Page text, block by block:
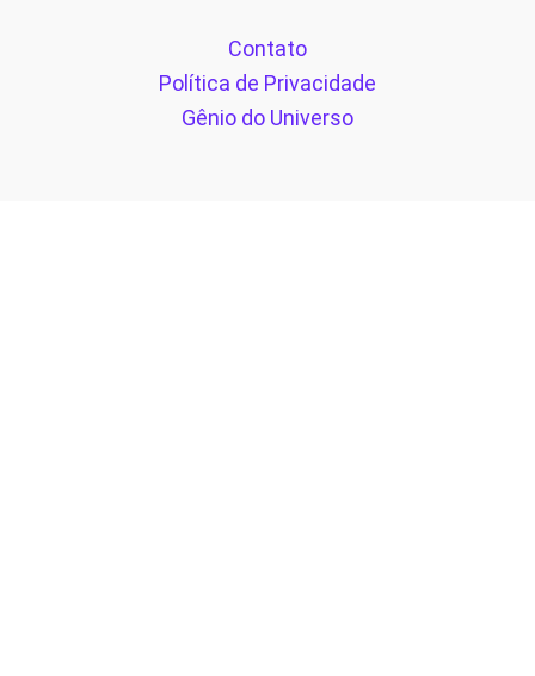
Contato
Política de Privacidade
Gênio do Universo